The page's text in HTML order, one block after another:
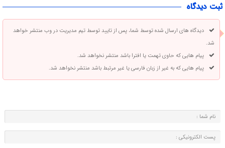
ثبت دیدگاه
دیدگاه های ارسال شده توسط شما، پس از تایید توسط تیم مدیریت در وب منتشر خواهد
شد.
پیام هایی که حاوی تهمت یا افترا باشد منتشر نخواهد شد.
پیام هایی که به غیر از زبان فارسی یا غیر مرتبط باشد منتشر نخواهد شد.